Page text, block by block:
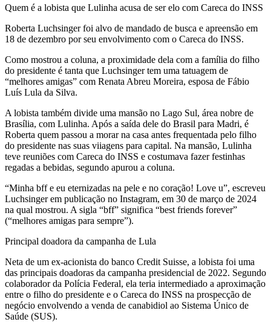
Quem é a lobista que Lulinha acusa de ser elo com Careca do INSS
Roberta Luchsinger foi alvo de mandado de busca e apreensão em
18 de dezembro por seu envolvimento com o Careca do INSS.
Como mostrou a coluna, a proximidade dela com a família do filho
do presidente é tanta que Luchsinger tem uma tatuagem de
“melhores amigas” com Renata Abreu Moreira, esposa de Fábio
Luís Lula da Silva.
A lobista também divide uma mansão no Lago Sul, área nobre de
Brasília, com Lulinha. Após a saída dele do Brasil para Madri, é
Roberta quem passou a morar na casa antes frequentada pelo filho
do presidente nas suas viiagens para capital. Na mansão, Lulinha
teve reuniões com Careca do INSS e costumava fazer festinhas
regadas a bebidas, segundo apurou a coluna.
“Minha bff e eu eternizadas na pele e no coração! Love u”, escreveu
Luchsinger em publicação no Instagram, em 30 de março de 2024
na qual mostrou. A sigla “bff” significa “best friends forever”
(“melhores amigas para sempre”).
Principal doadora da campanha de Lula
Neta de um ex-acionista do banco Credit Suisse, a lobista foi uma
das principais doadoras da campanha presidencial de 2022. Segundo
colaborador da Polícia Federal, ela teria intermediado a aproximação
entre o filho do presidente e o Careca do INSS na prospecção de
negócio envolvendo a venda de canabidiol ao Sistema Único de
Saúde (SUS).